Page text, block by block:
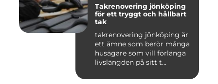
Takrenovering jönköping
för ett tryggt och hållbart
tak
takrenovering jönköping är
ett ämne som berör många
husägare som vill förlänga
livslängden på sitt t...